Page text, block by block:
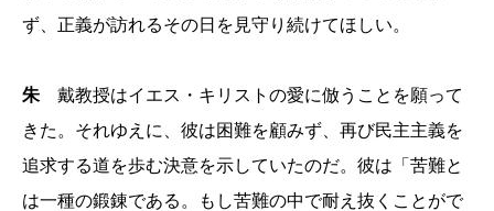
ず、正義が訪れるその日を見守り続けてほしい。
朱 戴教授はイエス・キリストの愛に倣うことを願って
きた。それゆえに、彼は困難を顧みず、再び民主主義を
追求する道を歩む決意を示していたのだ。彼は「苦難と
は一種の鍛錬である。もし苦難の中で耐え抜くことがで